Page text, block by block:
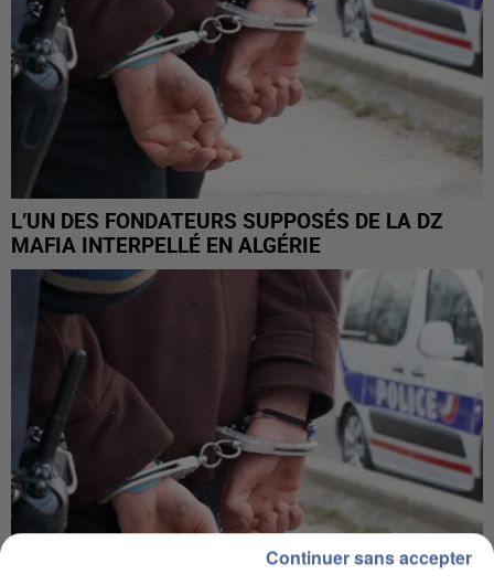
L’UN DES FONDATEURS SUPPOSÉS DE LA DZ
MAFIA INTERPELLÉ EN ALGÉRIE
Continuer sans accepter